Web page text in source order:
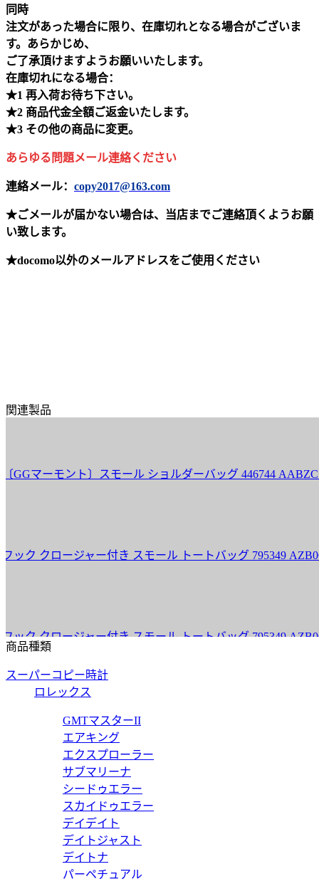
同時
注文があった場合に限り、在庫切れとなる場合がございま
す。あらかじめ、
ご了承頂けますようお願いいたします。
在庫切れになる場合：
★1 再入荷お待ち下さい。
★2 商品代金全額ご返金いたします。
★3 その他の商品に変更。
あらゆる問題メール連絡ください
連絡メール： copy2017@163.com
★ごメールが届かない場合は、当店までご連絡頂くようお願
い致します。
★docomo以外のメールアドレスをご使用ください
関連製品
ーモント〕スモール ショルダーバッグ 446744 AABZC
クロージャー付き スモール トートバッグ 795349 AZB0G
クロージャー付き スモール トートバッグ 795349 AZB0G
ィディア〕スモール ショルダーバッグ 795467 96IWT 8745
クロージャー付き スモール トートバッグ 795349 AZB0G
商品種類
スーパーコピー時計
ロレックス
GMTマスターII
エアキング
エクスプローラー
サブマリーナ
シードゥエラー
スカイドゥエラー
デイデイト
デイトジャスト
デイトナ
パーペチュアル